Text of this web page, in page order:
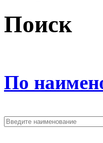
Поиск
По